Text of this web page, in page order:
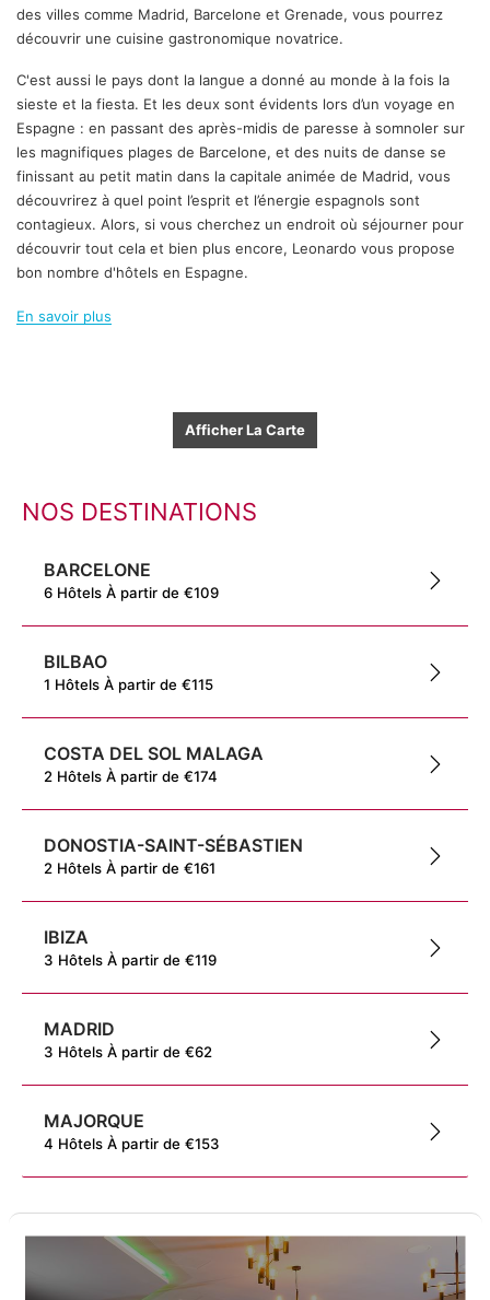
des villes comme Madrid, Barcelone et Grenade, vous pourrez
découvrir une cuisine gastronomique novatrice.
C'est aussi le pays dont la langue a donné au monde à la fois la
sieste et la fiesta. Et les deux sont évidents lors d’un voyage en
Espagne : en passant des après-midis de paresse à somnoler sur
les magnifiques plages de Barcelone, et des nuits de danse se
finissant au petit matin dans la capitale animée de Madrid, vous
découvrirez à quel point l’esprit et l’énergie espagnols sont
contagieux. Alors, si vous cherchez un endroit où séjourner pour
découvrir tout cela et bien plus encore, Leonardo vous propose
bon nombre d'hôtels en Espagne.
En savoir plus
Afficher La Carte
NOS DESTINATIONS
BARCELONE
6 Hôtels À partir de €109
BILBAO
1 Hôtels À partir de €115
COSTA DEL SOL MALAGA
2 Hôtels À partir de €174
DONOSTIA-SAINT-SÉBASTIEN
2 Hôtels À partir de €161
IBIZA
3 Hôtels À partir de €119
MADRID
3 Hôtels À partir de €62
MAJORQUE
4 Hôtels À partir de €153